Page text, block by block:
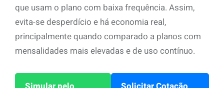
que usam o plano com baixa frequência. Assim,
evita-se desperdício e há economia real,
principalmente quando comparado a planos com
mensalidades mais elevadas e de uso contínuo.